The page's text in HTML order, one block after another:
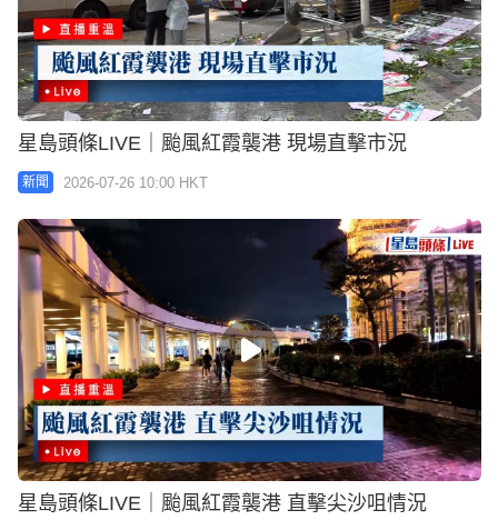
星島頭條LIVE｜颱風紅霞襲港 現場直擊市況
新聞 2026-07-26 10:00 HKT
星島頭條LIVE｜颱風紅霞襲港 直擊尖沙咀情況